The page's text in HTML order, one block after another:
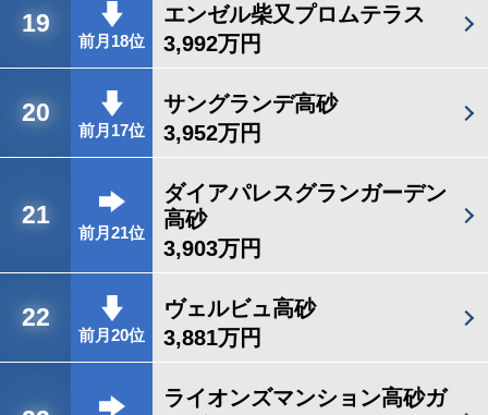
19
前月18位
エンゼル柴又プロムテラス
3,992万円
20
前月17位
サングランデ高砂
3,952万円
21
前月21位
ダイアパレスグランガーデン
高砂
3,903万円
22
前月20位
ヴェルビュ高砂
3,881万円
ライオンズマンション高砂ガ